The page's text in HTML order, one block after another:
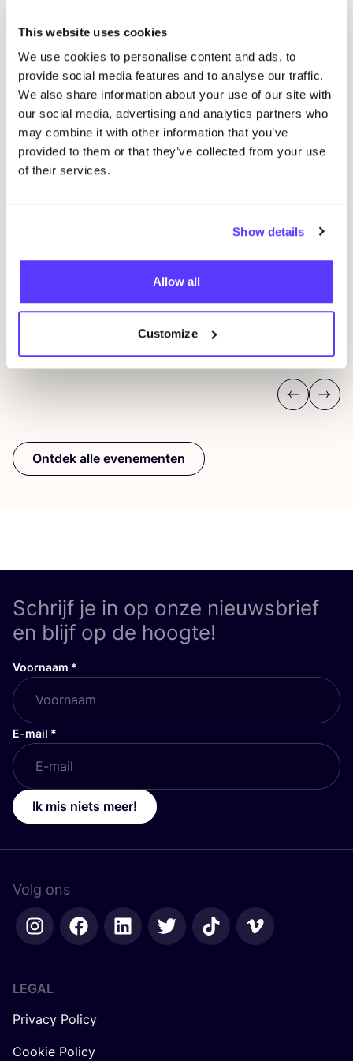
This website uses cookies
We use cookies to personalise content and ads, to
provide social media features and to analyse our traffic.
We also share information about your use of our site with
our social media, advertising and analytics partners who
may combine it with other information that you’ve
provided to them or that they’ve collected from your use
of their services.
Show details
Allow all
Customize
Gerelateerde evenementen
Workshop
REST
Pieter Reypenslei 4-6 2640 Mortsel België
Previous
Next
Ontdek alle evenementen
Schrijf je in op onze nieuwsbrief
en blijf op de hoogte!
Voornaam *
E-mail *
Ik mis niets meer!
Volg ons
LEGAL
Privacy Policy
Cookie Policy